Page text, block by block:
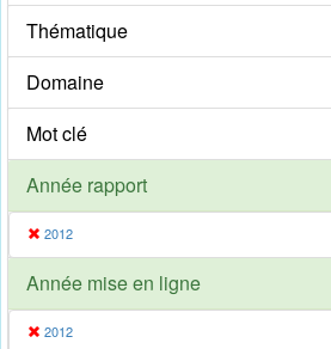
Thématique
Domaine
Mot clé
Année rapport
2012
Année mise en ligne
2012